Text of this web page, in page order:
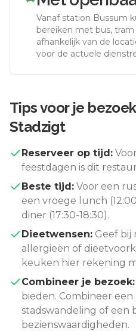
Vanaf station Bussum
bereiken met bus,
afhankelijk van de
voor de actuele
Tips voor je
Stadzigt
Reserveer op tijd:
feestdagen is dit
Beste tijd: Voor een
een vroege lunch
diner (17:30-18:30).
Dieetwensen: Geef bij
allergieën of
keuken hier rekening
Combineer je bezoek:
bieden. Combineer
stadswandeling of een
bezienswaardigheden.